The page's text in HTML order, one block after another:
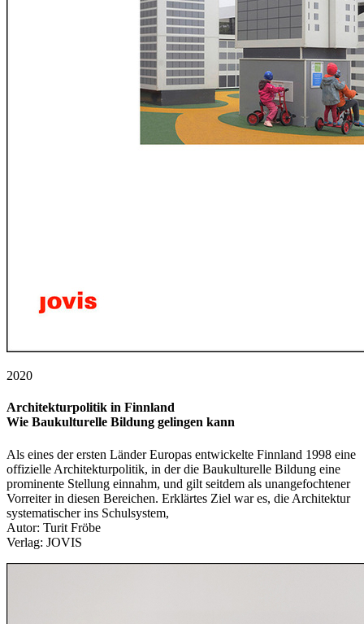
2020
Architekturpolitik in Finnland
Wie Baukulturelle Bildung gelingen kann
Als eines der ersten Länder Europas entwickelte Finnland 1998 eine
offizielle Architekturpolitik, in der die Baukulturelle Bildung eine
prominente Stellung einnahm, und gilt seitdem als unangefochtener
Vorreiter in diesen Bereichen. Erklärtes Ziel war es, die Architektur
systematischer ins Schulsystem,
Autor: Turit Fröbe
Verlag: JOVIS